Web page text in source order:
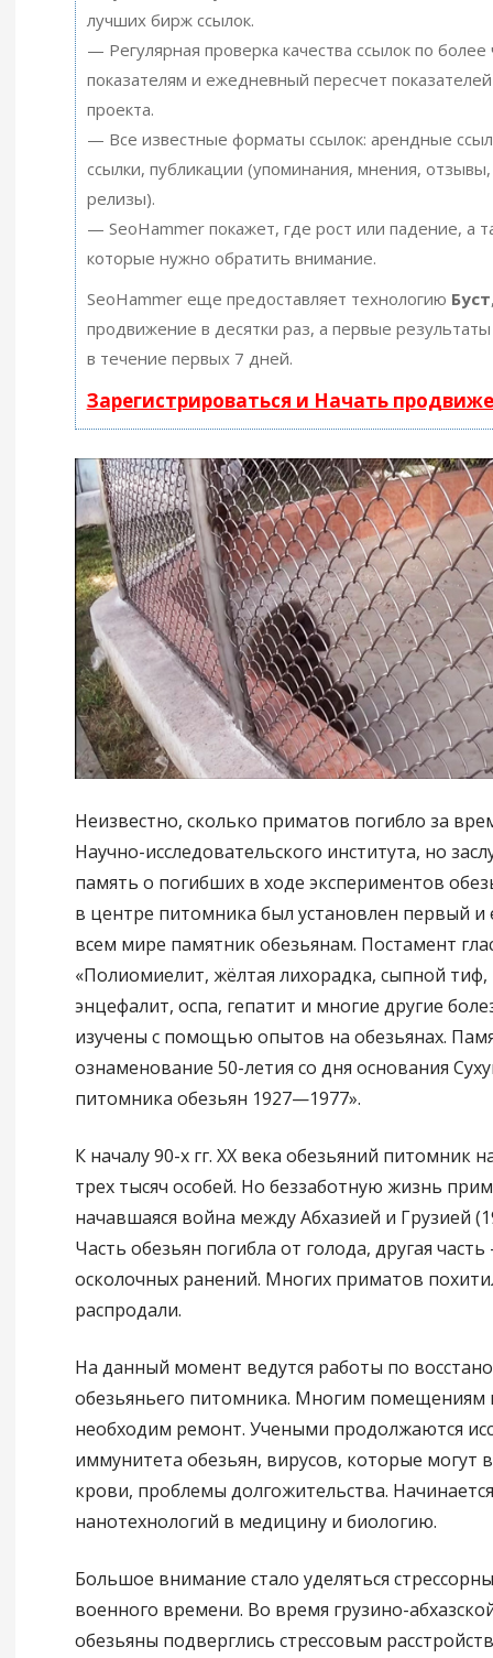
лучших бирж ссылок.
— Регулярная проверка качества ссылок по
показателям и ежедневный пересчет показателей
проекта.
— Все известные форматы ссылок: арендные
ссылки, публикации (упоминания, мнения, отзывы,
релизы).
— SeoHammer покажет, где рост или падение, а
которые нужно обратить внимание.
SeoHammer еще предоставляет технологию Буст
продвижение в десятки раз, а первые
в течение первых 7 дней.
Зарегистрироваться и Начать
Неизвестно, сколько приматов погибло за
Научно-исследовательского института, но
память о погибших в ходе экспериментов
в центре питомника был установлен первый
всем мире памятник обезьянам. Постамент
«Полиомиелит, жёлтая лихорадка, сыпной
энцефалит, оспа, гепатит и многие другие
изучены с помощью опытов на обезьянах.
ознаменование 50-летия со дня основания
питомника обезьян 1927—1977».
К началу 90-х гг. XX века обезьяний питомник
трех тысяч особей. Но беззаботную жизнь
начавшаяся война между Абхазией и Грузией
Часть обезьян погибла от голода, другая
осколочных ранений. Многих приматов
распродали.
На данный момент ведутся работы по
обезьяньего питомника. Многим помещениям
необходим ремонт. Учеными продолжаются
иммунитета обезьян, вирусов, которые могут
крови, проблемы долгожительства.
нанотехнологий в медицину и биологию.
Большое внимание стало уделяться
военного времени. Во время грузино-
обезьяны подверглись стрессовым